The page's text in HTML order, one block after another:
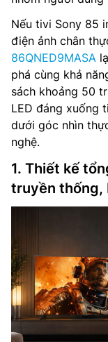
Nếu tivi Sony 85
điện ảnh chân
86QNED9MASA
phá cùng khả
sách khoảng 50
LED đáng xuống
dưới góc nhìn
nghệ.
1. Thiết kế
truyền thống,